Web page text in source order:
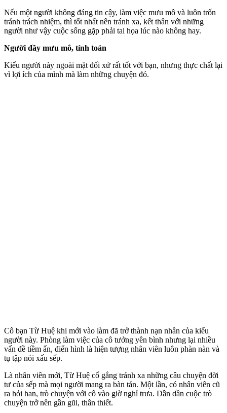
Nếu một người không đáng tin cậy, làm việc mưu mô và luôn trốn
tránh trách nhiệm, thì tốt nhất nên tránh xa, kết thân với những
người như vậy cuộc sống gặp phải tai họa lúc nào không hay.
Người đầy mưu mô, tính toán
Kiểu người này ngoài mặt đối xử rất tốt với bạn, nhưng thực chất lại
vì lợi ích của mình mà làm những chuyện đó.
Cô bạn Từ Huệ khi mới vào làm đã trở thành nạn nhân của kiểu
người này. Phòng làm việc của cô tưởng yên bình nhưng lại nhiều
vấn đề tiềm ẩn, điển hình là hiện tượng nhân viên luôn phàn nàn và
tụ tập nói xấu sếp.
Là nhân viên mới, Từ Huệ cố gắng tránh xa những câu chuyện đời
tư của sếp mà mọi người mang ra bàn tán. Một lần, có nhân viên cũ
ra hỏi han, trò chuyện với cô vào giờ nghỉ trưa. Dần dần cuộc trò
chuyện trở nên gần gũi, thân thiết.